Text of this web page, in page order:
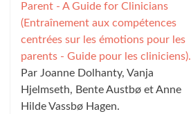
Parent - A Guide for Clinicians
(Entraînement aux compétences
centrées sur les émotions pour les
parents - Guide pour les cliniciens).
Par Joanne Dolhanty, Vanja
Hjelmseth, Bente Austbø et Anne
Hilde Vassbø Hagen.